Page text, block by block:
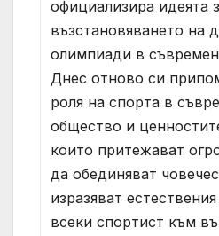
официализира идеята
възстановяването на
олимпиади в
Днес отново си
роля на спорта в
общество и
които притежават
да обединяват
изразяват
всеки спортист към